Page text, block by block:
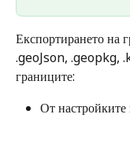
Експортирането на
.geoJson, .geopkg,
границите:
От настройките